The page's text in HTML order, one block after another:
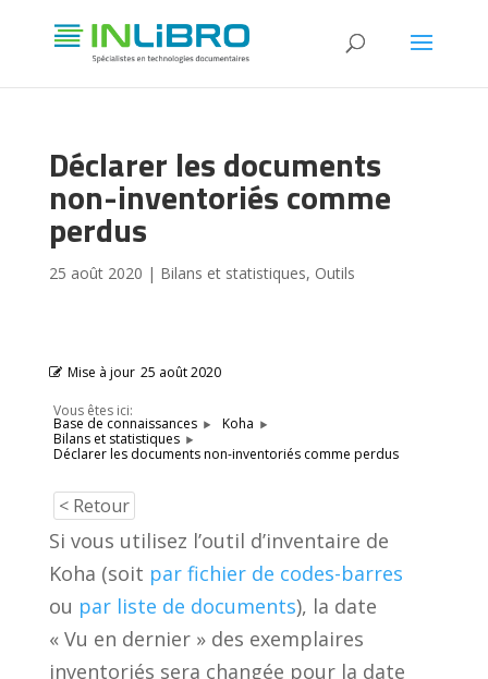
Déclarer les documents
non-inventoriés comme
perdus
25 août 2020 | Bilans et statistiques, Outils
Mise à jour 25 août 2020
Vous êtes ici:
Base de connaissances
Koha
Bilans et statistiques
Déclarer les documents non-inventoriés comme perdus
< Retour
Si vous utilisez l’outil d’inventaire de
Koha (soit par fichier de codes-barres
ou par liste de documents), la date
« Vu en dernier » des exemplaires
inventoriés sera changée pour la date